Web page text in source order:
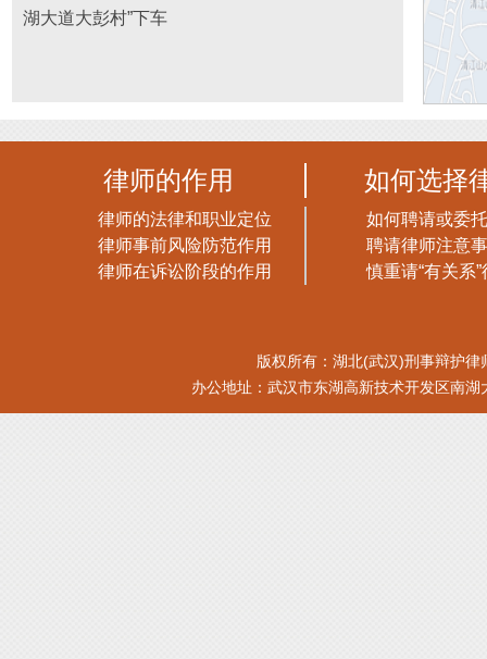
湖大道大彭村”下车
律师的作用 如何选择
律师的法律和职业定位
律师事前风险防范作用
律师在诉讼阶段的作用
如何聘请或委
聘请律师注意
慎重请“有关系”
版权所有：湖北(武汉)刑事辩护
办公地址：武汉市东湖高新技术开发区南